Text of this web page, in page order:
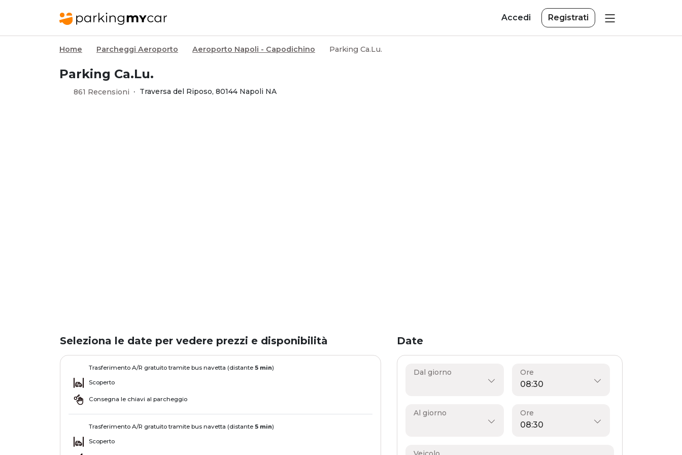
Accedi Registrati
Home Parcheggi Aeroporto Aeroporto Napoli - Capodichino Parking Ca.Lu.
Parking Ca.Lu.
861 Recensioni · Traversa del Riposo, 80144 Napoli NA
Date
Dal giorno Ore
Al giorno Ore
Seleziona le date per vedere prezzi e disponibilità
Trasferimento A/R gratuito tramite bus navetta (distante 5 min)
Scoperto
Consegna le chiavi al parcheggio
Trasferimento A/R gratuito tramite bus navetta (distante 5 min)
Scoperto